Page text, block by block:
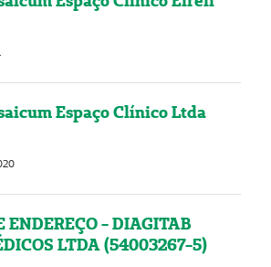
Espaço Clínico Ltda
ENDEREÇO - DIAGITAB
LTDA (54003267-5)